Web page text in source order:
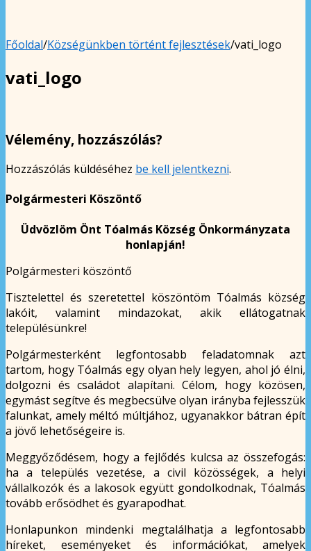
Főoldal/Községünkben történt fejlesztések/vati_logo
vati_logo
Vélemény, hozzászólás?
Hozzászólás küldéséhez be kell jelentkezni.
Polgármesteri Köszöntő
Üdvözlöm Önt Tóalmás Község Önkormányzata
honlapján!
Polgármesteri köszöntő
Tisztelettel és szeretettel köszöntöm Tóalmás község
lakóit, valamint mindazokat, akik ellátogatnak
településünkre!
Polgármesterként legfontosabb feladatomnak azt
tartom, hogy Tóalmás egy olyan hely legyen, ahol jó élni,
dolgozni és családot alapítani. Célom, hogy közösen,
egymást segítve és megbecsülve olyan irányba fejlesszük
falunkat, amely méltó múltjához, ugyanakkor bátran épít
a jövő lehetőségeire is.
Meggyőződésem, hogy a fejlődés kulcsa az összefogás:
ha a település vezetése, a civil közösségek, a helyi
vállalkozók és a lakosok együtt gondolkodnak, Tóalmás
tovább erősödhet és gyarapodhat.
Honlapunkon mindenki megtalálhatja a legfontosabb
híreket, eseményeket és információkat, amelyek